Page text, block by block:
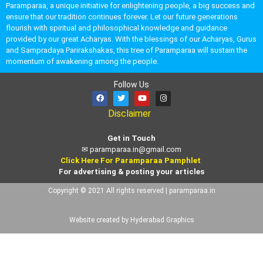
Paramparaa, a unique initiative for enlightening people, a big success and
ensure that our tradition continues forever. Let our future generations
flourish with spiritual and philosophical knowledge and guidance
provided by our great Acharyas. With the blessings of our Acharyas, Gurus
and Sampradaya Parirakshakas, this tree of Paramparaa will sustain the
momentum of awakening among the people.
Follow Us
Disclaimer
Get in Touch
✉ paramparaa.in@gmail.com
Click Here For Paramparaa Pamphlet
For advertising & posting your articles
Copyright © 2021 All rights reserved | paramparaa.in
Website created by Hyderabad Graphics